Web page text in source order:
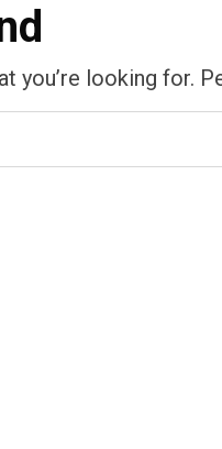
you’re looking for.